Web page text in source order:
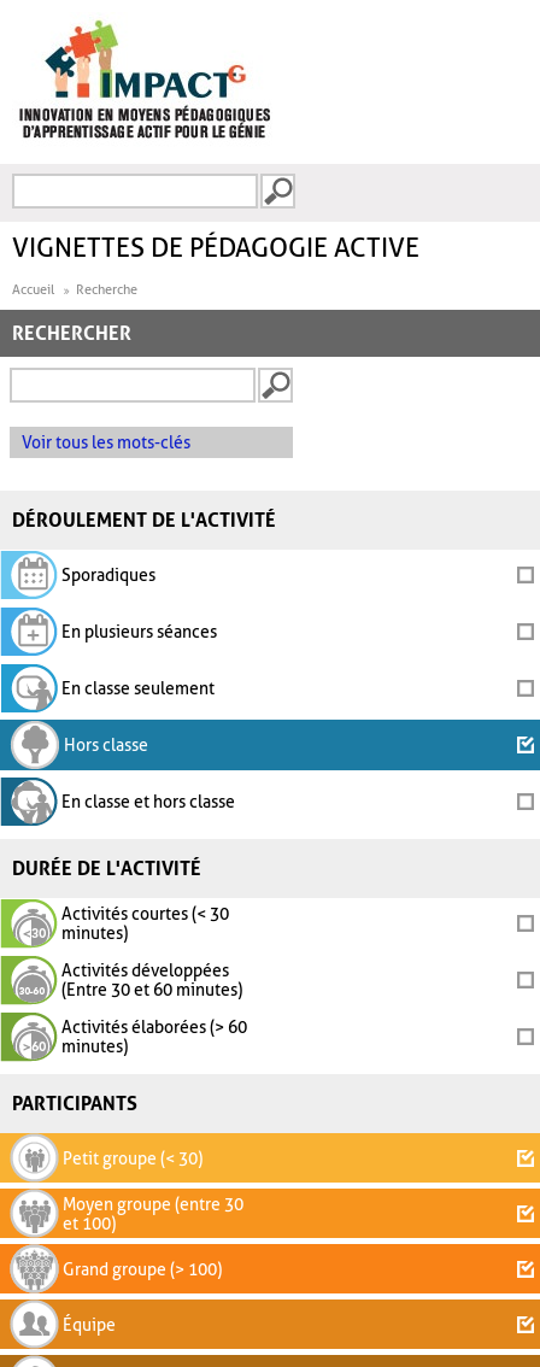
FORMULAIRE DE
VIGNETTES DE PÉDAGOGIE ACTIVE
Accueil Recherche
RECHERCHER
Voir tous les mots-clés
DÉROULEMENT DE L'ACTIVITÉ
Sporadiques
En plusieurs séances
En classe seulement
Hors classe
En classe et hors classe
DURÉE DE L'ACTIVITÉ
Activités courtes (< 30
minutes)
Activités développées
(Entre 30 et 60 minutes)
Activités élaborées (> 60
minutes)
PARTICIPANTS
Petit groupe (< 30)
Moyen groupe (entre 30
et 100)
Grand groupe (> 100)
Équipe